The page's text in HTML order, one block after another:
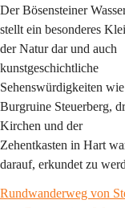
Der Bösensteiner
stellt ein besonderes
der Natur dar und auch
kunstgeschichtliche
Sehenswürdigkeiten
Burgruine Steuerberg,
Kirchen und der
Zehentkasten in Hart
darauf, erkundet zu
Rundwanderweg von